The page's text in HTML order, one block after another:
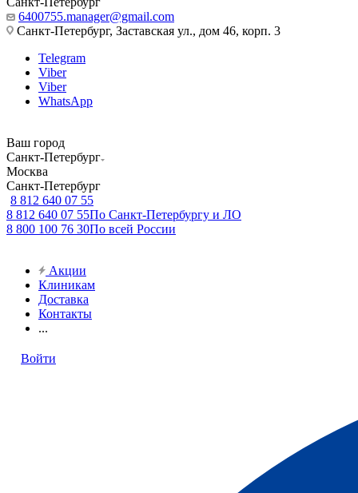
6400755.manager@gmail.com
Санкт-Петербург, Заставская ул., дом 46, корп. 3
Telegram
Viber
Viber
WhatsApp
Ваш город
Санкт-Петербург
Москва
Санкт-Петербург
8 812 640 07 55
8 812 640 07 55По Санкт-Петербургу и ЛО
8 800 100 76 30По всей России
Акции
Клиникам
Доставка
Контакты
...
Войти